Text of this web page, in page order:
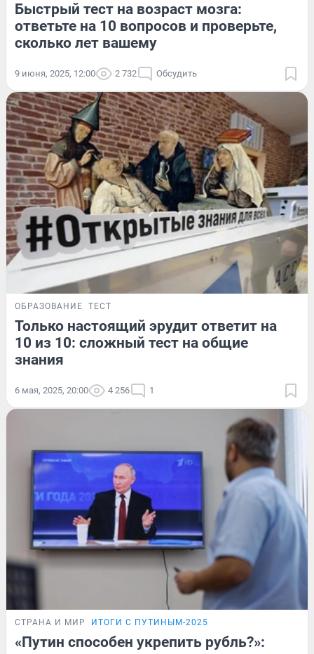
Быстрый тест на возраст мозга:
ответьте на 10 вопросов и проверьте,
сколько лет вашему
9 июня, 2025, 12:00 2 732 Обсудить
ОБРАЗОВАНИЕ ТЕСТ
Только настоящий эрудит ответит на
10 из 10: сложный тест на общие
знания
6 мая, 2025, 20:00 4 256 1
СТРАНА И МИР ИТОГИ С ПУТИНЫМ-2025
«Путин способен укрепить рубль?»: